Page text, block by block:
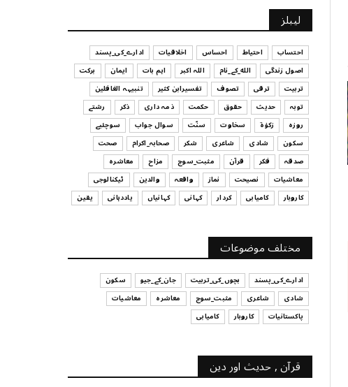
UNCATEGORIZED
کیا آپ اپنے باس کو مؤثر طریقے سے منظم کر رہے
ہیں
July 29, 2026
UNCATEGORIZED
اس وقت آپ کا موڈ کیسا ہے؟
July 29, 2026
UNCATEGORIZED
قرض لینے اور دینے میں ہوشیاری
July 29, 2026
آپ کا فیصلہ کرنے کا انداز
July 29, 2026
لیبلز
احتساب احتیاط احساس اخلاقیات
ادارے_کی_پسند
اصول زندگی
الله_کے_نام اللہ اکبر اہم بات ایمان
برکت
تربیت
ترقی تصوف تفسیرابن کثیر
تنبیہہ الغافلین
توبہ
حدیث حقوق حکمت ذمہ داری ذکر
رشتے
روزہ
زکوٰۃ سخاوت سنّت سوال جواب
سوچئیے
سکون
شادی شاعری شکر صحابہ_اکرام
صحت
صدقہ
فکر قرآن مثبت_سوچ مزاح
معاشرہ
معاشیات
نصیحت نماز واقعہ والدین
ٹیکنالوجی
کاروبار
کامیابی کردار کہانی کہانیاں یاددہانی یقین
مختلف موضوعات
ادارے_کی_پسند بچوں_کی_تربیت جان_کے_جیو
سکون
شادی
شاعری مثبت_سوچ معاشرہ
معاشیات
پاکستانیات
کاروبار کامیابی
قرآن , حدیث اور دین